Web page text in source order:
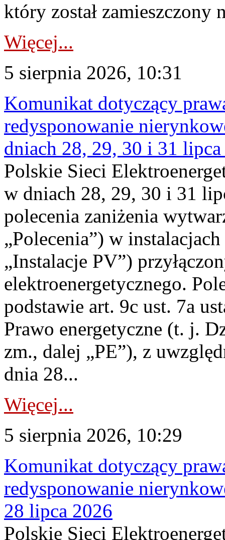
który został zamieszczony
Więcej...
5 sierpnia 2026, 10:31
Komunikat dotyczący
redysponowanie
dniach 28, 29, 30 i 31
Polskie Sieci
w dniach 28, 29, 30 i 31
polecenia zaniżenia
„Polecenia”) w
„Instalacje PV”)
elektroenergetycznego.
podstawie art. 9c ust. 7a
Prawo energetyczne (t. j.
zm., dalej „PE”), z
dnia 28...
Więcej...
5 sierpnia 2026, 10:29
Komunikat dotyczący
redysponowanie
28 lipca 2026
Polskie Sieci